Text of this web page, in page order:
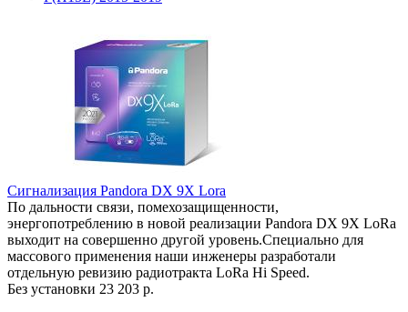
Сигнализация Pandora DX 9X Lora
По дальности связи, помехозащищенности,
энергопотреблению в новой реализации Pandora DX 9X LoRa
выходит на совершенно другой уровень.Специально для
массового применения наши инженеры разработали
отдельную ревизию радиотракта LoRa Hi Speed.
Без установки 23 203 р.